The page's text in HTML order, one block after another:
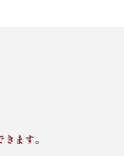
ます。